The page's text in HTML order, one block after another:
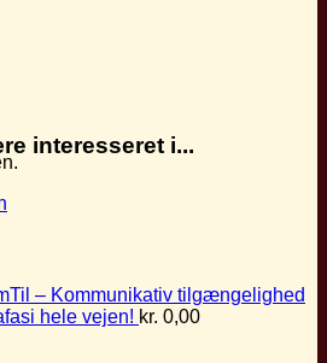
interesseret i...
– Kommunikativ tilgængelighed
hele vejen! kr. 0,00